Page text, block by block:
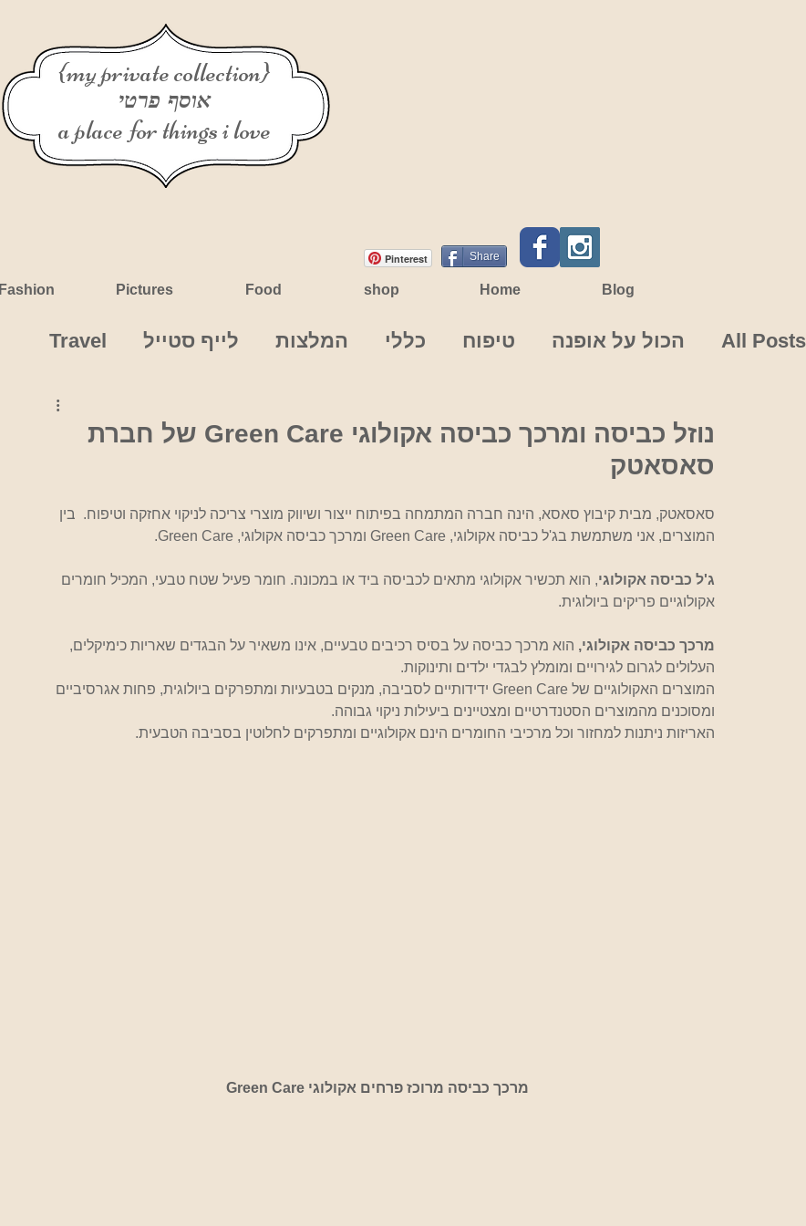
Fashion Pictures Food shop Home Blog
All Posts הכול על אופנה טיפוח כללי המלצות לייף סטייל Travel
נוזל כביסה ומרכך כביסה אקולוגי Green Care של חברת
סאסאטק
סאסאטק, מבית קיבוץ סאסא, הינה חברה המתמחה בפיתוח ייצור ושיווק מוצרי צריכה לניקוי אחזקה וטיפוח.  בין
המוצרים, אני משתמשת בג'ל כביסה אקולוגי, Green Care ומרכך כביסה אקולוגי, Green Care.
ג'ל כביסה אקולוגי, הוא תכשיר אקולוגי מתאים לכביסה ביד או במכונה. חומר פעיל שטח טבעי, המכיל חומרים
אקולוגיים פריקים ביולוגית.
מרכך כביסה אקולוגי, הוא מרכך כביסה על בסיס רכיבים טבעיים, אינו משאיר על הבגדים שאריות כימיקלים,
העלולים לגרום לגירויים ומומלץ לבגדי ילדים ותינוקות.
המוצרים האקולוגיים של Green Care ידידותיים לסביבה, מנקים בטבעיות ומתפרקים ביולוגית, פחות אגרסיביים
ומסוכנים מהמוצרים הסטנדרטיים ומצטיינים ביעילות ניקוי גבוהה.
האריזות ניתנות למחזור וכל מרכיבי החומרים הינם אקולוגיים ומתפרקים לחלוטין בסביבה הטבעית.
מרכך כביסה מרוכז פרחים אקולוגי Green Care
{my private collection}
אוסף פרטי
a place for things i love
Pinterest Share